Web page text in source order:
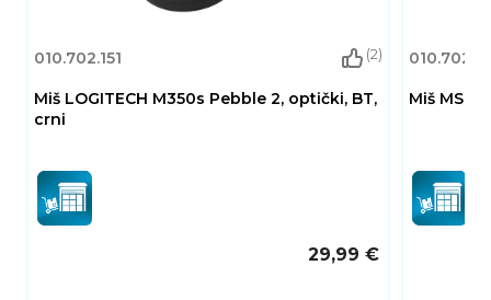
010.702.151 (2)
Miš LOGITECH M350s Pebble 2, optički, BT,
crni
29,99 €
Miš MS